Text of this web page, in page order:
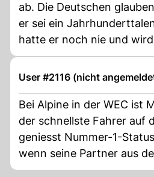
ab. Die Deutschen
er sei ein
hatte er noch nie und
zerreissen.
User #2116 (nicht
Bei Alpine in der WEC ist
der schnellste Fahrer auf
geniesst Nummer-1-
wenn seine Partner aus
Metzger Branche